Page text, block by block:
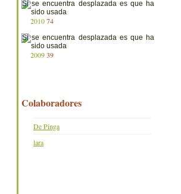
201074
200939
Colaboradores
De Pinga
lara